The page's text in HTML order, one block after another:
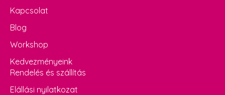
Kapcsolat
Blog
Workshop
Kedvezményeink
Rendelés és szállítás
Elállási nyilatkozat